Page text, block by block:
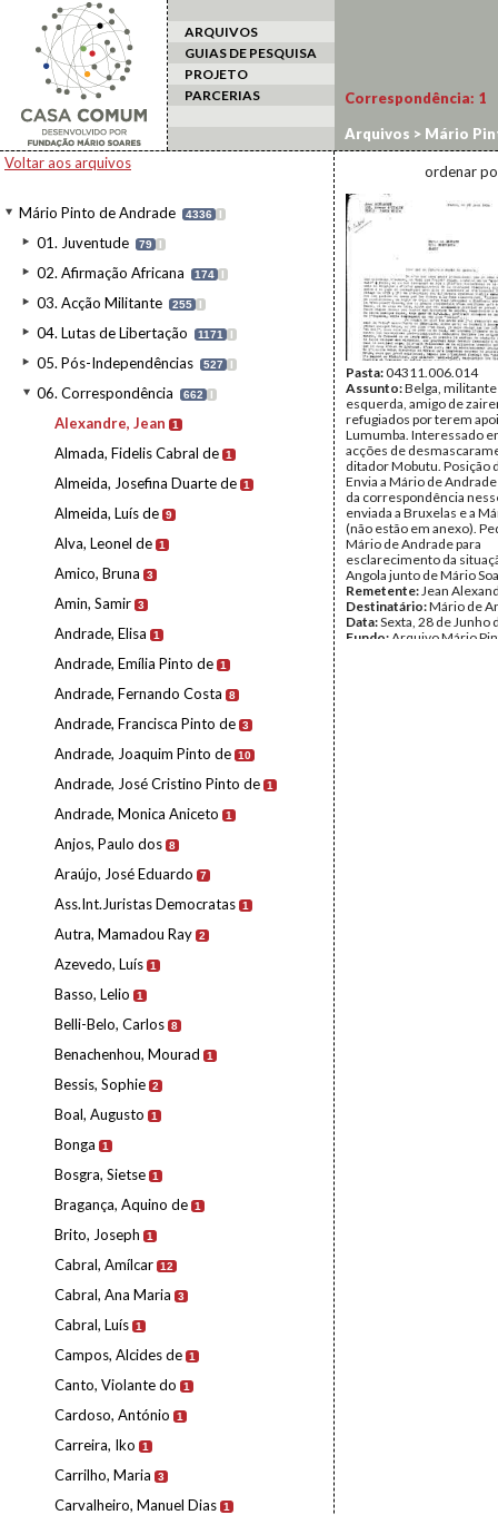
ARQUIVOS
GUIAS DE PESQUISA
PROJETO
PARCERIAS
Voltar aos arquivos
Mário Pinto de Andrade 4336 I
01. Juventude 79 I
02. Afirmação Africana 174 I
03. Acção Militante 255 I
04. Lutas de Libertação 1171 I
05. Pós-Independências 527 I
06. Correspondência 662 I
Alexandre, Jean 1
Almada, Fidelis Cabral de 1
Almeida, Josefina Duarte de 1
Almeida, Luís de 9
Alva, Leonel de 1
Amico, Bruna 3
Amin, Samir 3
Andrade, Elisa 1
Andrade, Emília Pinto de 1
Andrade, Fernando Costa 8
Andrade, Francisca Pinto de 3
Andrade, Joaquim Pinto de 10
Andrade, José Cristino Pinto de 1
Andrade, Monica Aniceto 1
Anjos, Paulo dos 8
Araújo, José Eduardo 7
Ass.Int.Juristas Democratas 1
Autra, Mamadou Ray 2
Azevedo, Luís 1
Basso, Lelio 1
Belli-Belo, Carlos 8
Benachenhou, Mourad 1
Bessis, Sophie 2
Boal, Augusto 1
Bonga 1
Bosgra, Sietse 1
Bragança, Aquino de 1
Brito, Joseph 1
Cabral, Amílcar 12
Cabral, Ana Maria 3
Cabral, Luís 1
Campos, Alcides de 1
Canto, Violante do 1
Cardoso, António 1
Carreira, Iko 1
Carrilho, Maria 3
Carvalheiro, Manuel Dias 1
Correspondência: 1
Arquivos > Mário
ordenar
Pasta:04311.006.014
Assunto:Belga,
esquerda, amigo de
refugiados por terem
Lumumba. Interessado
acções de
ditador Mobutu. Posição
Envia a Mário de
da correspondência
enviada a Bruxelas e a
(não estão em anexo).
Mário de Andrade para
esclarecimento da
Angola junto de Mário
Remetente:Jean
Destinatário:Mário de
Data:Sexta, 28 de Junho
Fundo: Arquivo Mário